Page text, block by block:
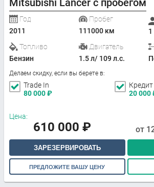
Mitsubishi Lancer с пробегом
Год
2011
Пробег
111000 км
1
Топливо
Бензин
Двигатель
1.5 л/ 109 л.с.
Делаем скидку, если вы берете в:
Trade In
80 000₽
Кредит
20 000
Цена:
610 000 ₽ от
ЗАРЕЗЕРВИРОВАТЬ
ПРЕДЛОЖИТЕ ВАШУ ЦЕНУ